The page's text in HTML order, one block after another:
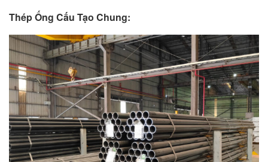
Thép Ống Cấu Tạo Chung: